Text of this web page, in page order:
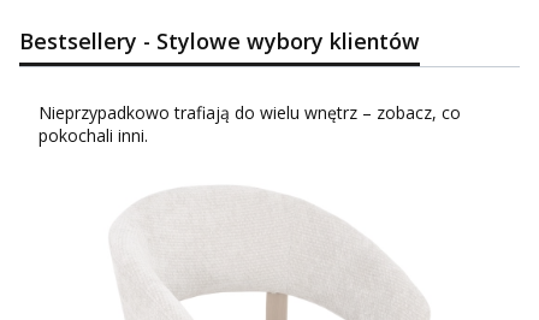
Bestsellery - Stylowe wybory klientów
Nieprzypadkowo trafiają do wielu wnętrz – zobacz, co
pokochali inni.